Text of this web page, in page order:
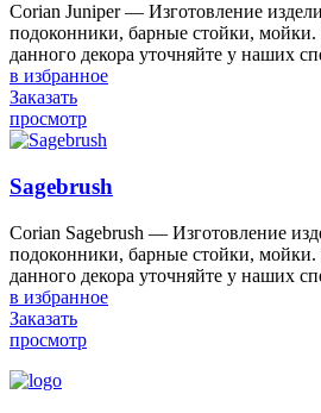
Corian Juniper — Изготовление
подоконники, барные стойки,
данного декора уточняйте у наших
в избранное
Заказать
просмотр
Sagebrush
Corian Sagebrush — Изготовление
подоконники, барные стойки,
данного декора уточняйте у наших
в избранное
Заказать
просмотр